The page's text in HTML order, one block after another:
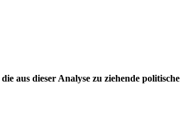
aus dieser Analyse zu ziehende politische